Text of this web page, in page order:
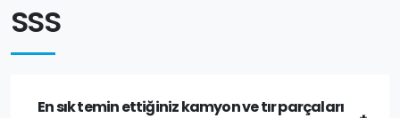
SSS
En sık temin ettiğiniz kamyon ve tır parçaları